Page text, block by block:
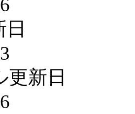
更新日